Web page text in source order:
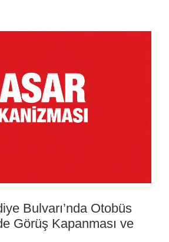
Bulvarı’nda Otobüs
Görüş Kapanması ve